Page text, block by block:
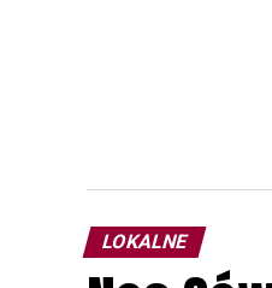
LOKALNE